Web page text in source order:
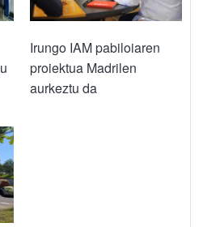
Irungo IAM pabiloiaren
proiektua Madrilen
aurkeztu da